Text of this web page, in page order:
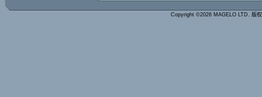
Copyright ©2026 MAGELO LTD. 版